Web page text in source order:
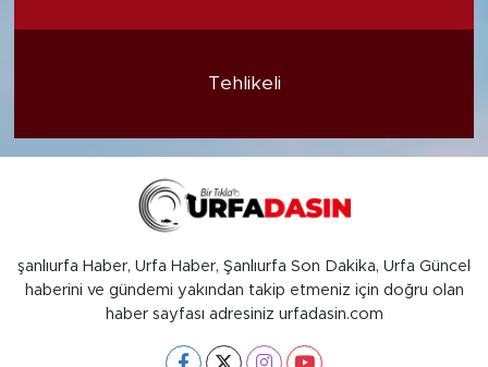
Tehlikeli
şanlıurfa Haber, Urfa Haber, Şanlıurfa Son Dakika, Urfa Güncel
haberini ve gündemi yakından takip etmeniz için doğru olan
haber sayfası adresiniz urfadasin.com